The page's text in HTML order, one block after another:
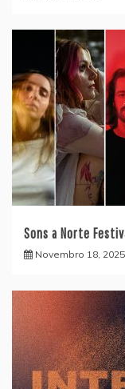
Sons a Norte
Novembro 18, 2025